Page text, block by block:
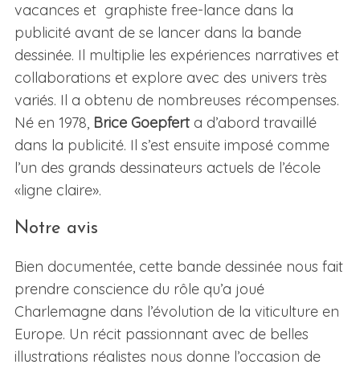
vacances et graphiste free-lance dans la
publicité avant de se lancer dans la bande
dessinée. Il multiplie les expériences narratives et
collaborations et explore avec des univers très
variés. Il a obtenu de nombreuses récompenses.
Né en 1978, Brice Goepferta d’abord travaillé
dans la publicité. Il s’est ensuite imposé comme
l’un des grands dessinateurs actuels de l’école
«ligne claire».
Notre avis
Bien documentée, cette bande dessinée nous fait
prendre conscience du rôle qu’a joué
Charlemagne dans l’évolution de la viticulture en
Europe. Un récit passionnant avec de belles
illustrations réalistes nous donne l’occasion de